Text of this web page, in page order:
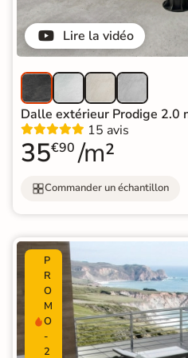
Lire la vidéo
Dalle extérieur Prodige 2.0
15 avis
35€90 /m²
Commander un échantillon
P
R
O
M
O
-
2